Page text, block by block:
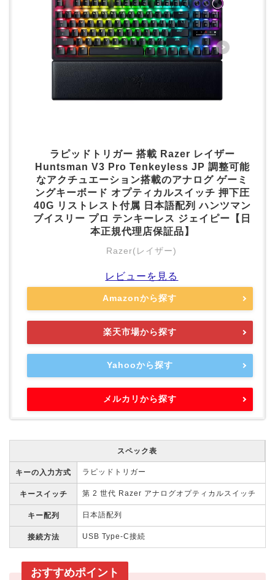
ラピッドトリガー 搭載 Razer レイザー
Huntsman V3 Pro Tenkeyless JP 調整可能
なアクチュエーション搭載のアナログ ゲーミ
ングキーボード オプティカルスイッチ 押下圧
40G リストレスト付属 日本語配列 ハンツマン
ブイスリー プロ テンキーレス ジェイピー【日
本正規代理店保証品】
Razer(レイザー)
レビューを見る
Amazonから探す
楽天市場から探す
Yahooから探す
メルカリから探す
スペック表
キーの入力方式 ラピッドトリガー
キースイッチ 第 2 世代 Razer アナログオプティカルスイッチ
キー配列 日本語配列
接続方法 USB Type-C接続
おすすめポイント